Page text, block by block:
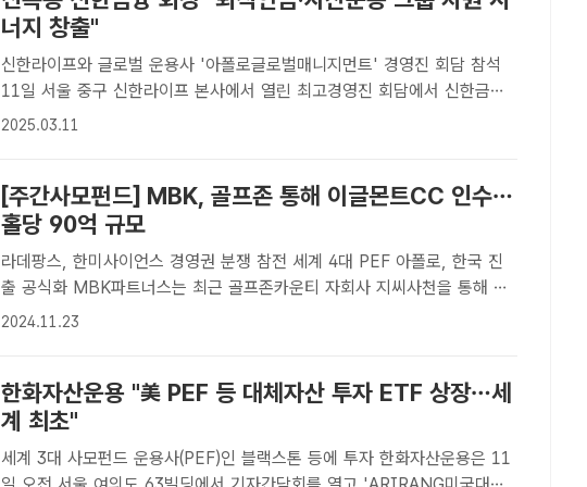
너지 창출"
신한라이프와 글로벌 운용사 '아폴로글로벌매니지먼트' 경영진 회담 참석
11일 서울 중구 신한라이프 본사에서 열린 최고경영진 회담에서 신한금융
그룹 진옥동 회장(가운데)과 신한라이프 이영종 사장(왼쪽 네 번째)이 아폴
2025.03.11
[주간사모펀드] MBK, 골프존 통해 이글몬트CC 인수…
홀당 90억 규모
라데팡스, 한미사이언스 경영권 분쟁 참전 세계 4대 PEF 아폴로, 한국 진
출 공식화 MBK파트너스는 최근 골프존카운티 자회사 지씨사천을 통해 이
글몬트CC를 보유한 히든팰리스 주식 100%를 인수하는 계약을 체결했다.
2024.11.23
한화자산운용 "美 PEF 등 대체자산 투자 ETF 상장…세
계 최초"
세계 3대 사모펀드 운용사(PEF)인 블랙스톤 등에 투자 한화자산운용은 11